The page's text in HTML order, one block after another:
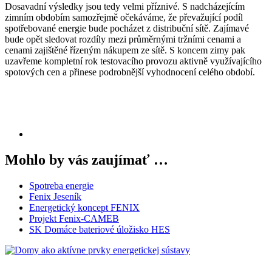
Dosavadní výsledky jsou tedy velmi příznivé. S nadcházejícím
zimním obdobím samozřejmě očekáváme, že převažující podíl
spotřebované energie bude pocházet z distribuční sítě. Zajímavé
bude opět sledovat rozdíly mezi průměrnými tržními cenami a
cenami zajištěné řízeným nákupem ze sítě. S koncem zimy pak
uzavřeme kompletní rok testovacího provozu aktivně využívajícího
spotových cen a přinese podrobnější vyhodnocení celého období.
Mohlo by vás zaujímať …
Spotreba energie
Fenix Jeseník
Energetický koncept FENIX
Projekt Fenix-CAMEB
SK Domáce bateriové úložisko HES